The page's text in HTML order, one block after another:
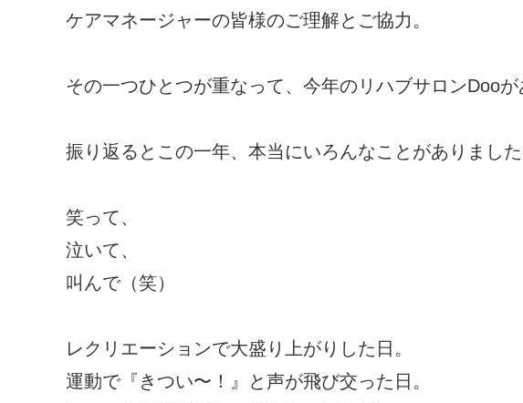
ケアマネージャーの皆様のご理解とご協力。
その一つひとつが重なって、今年のリハブサロンDooが
振り返るとこの一年、本当にいろんなことがありました
笑って、
泣いて、
叫んで（笑）
レクリエーションで大盛り上がりした日。
運動で『きつい〜！』と声が飛び交った日。